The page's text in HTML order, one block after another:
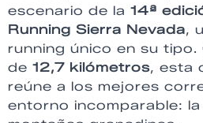
escenario de la 14ª
Running Sierra Nevada,
running único en su tipo.
de 12,7 kilómetros, esta
reúne a los mejores
entorno incomparable: la